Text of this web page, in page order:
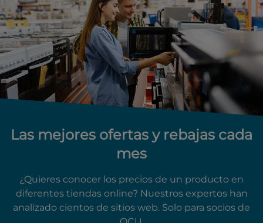
Las mejores ofertas y rebajas cada
mes
¿Quieres conocer los precios de un producto en
diferentes tiendas online? Nuestros expertos han
analizado cientos de sitios web. Solo para socios de